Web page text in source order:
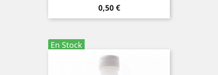
Precio
0,50 €
En Stock